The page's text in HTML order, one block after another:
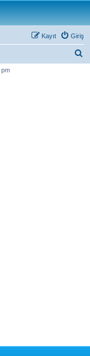
Giriş
Kayıt
pm